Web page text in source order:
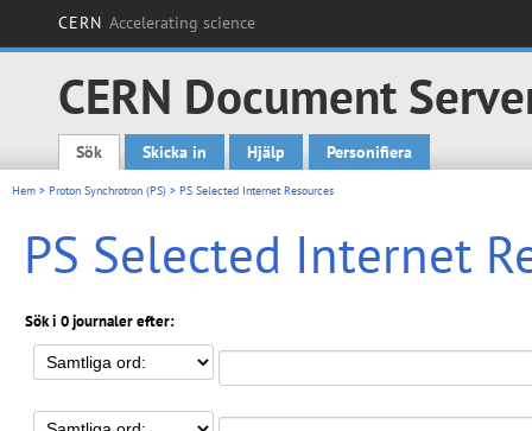
CERN Accelerating science
CERN Document
Main menu
Sök Skicka in Hjälp Personifiera
Hem > Proton Synchrotron (PS) > PS Selected Internet Resources
PS Selected Internet
Sök i 0 journaler efter: